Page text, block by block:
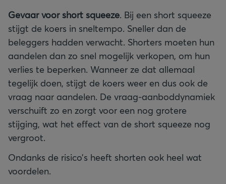
Gevaar voor short squeeze. Bij een short squeeze
stijgt de koers in sneltempo. Sneller dan de
beleggers hadden verwacht. Shorters moeten hun
aandelen dan zo snel mogelijk verkopen, om hun
verlies te beperken. Wanneer ze dat allemaal
tegelijk doen, stijgt de koers weer en dus ook de
vraag naar aandelen. De vraag-aanboddynamiek
verschuift zo en zorgt voor een nog grotere
stijging, wat het effect van de short squeeze nog
vergroot.
Ondanks de risico’s heeft shorten ook heel wat
voordelen.